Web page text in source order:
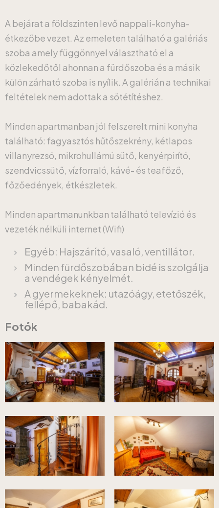
A bejárat a földszinten levő nappali-konyha-
étkezőbe vezet. Az emeleten található a galériás
szoba amely függönnyel választható el a
közlekedőtől ahonnan a fürdőszoba és a másik
külön zárható szoba is nyílik. A galérián a technikai
feltételek nem adottak a sötétítéshez.
Minden apartmanban jól felszerelt mini konyha
található: fagyasztós hűtőszekrény, kétlapos
villanyrezsó, mikrohullámú sütő, kenyérpirító,
szendvicssütő, vízforraló, kávé- és teafőző,
főzőedények, étkészletek.
Minden apartmanunkban található televízió és
vezeték nélküli internet (Wifi)
Egyéb: Hajszárító, vasaló, ventillátor.
Minden fürdőszobában bidé is szolgálja
a vendégek kényelmét.
A gyermekeknek: utazóágy, etetőszék,
fellépő, babakád.
Fotók